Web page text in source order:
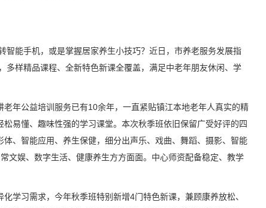
智能手机，或是掌握居家养生小技巧？近日，市养老服务发展指
多样精品课程、全新特色新课全覆盖，满足中老年朋友休闲、学
年公益培训服务已有10余年，一直紧贴镇江本地老年人真实的精
易懂、趣味性强的学习课堂。本次秋季班依旧保留广受好评的四
、智能应用、养生保健，细分出声乐、戏曲、舞蹈、摄影、智能
文娱、数字生活、健康养生方方面面。中心师资配备稳定、教学
学习需求，今年秋季班特别新增4门特色新课，兼顾康养放松、